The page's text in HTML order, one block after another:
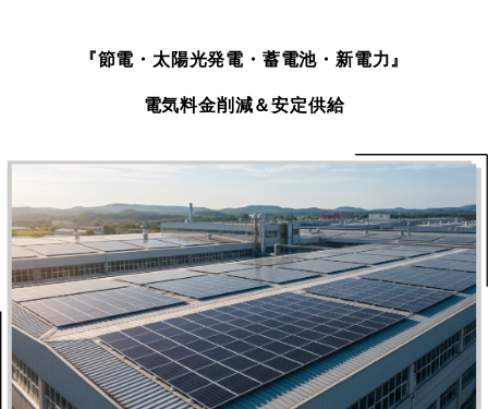
『節電・太陽光発電・蓄電池・新電力』
電気料金削減＆安定供給